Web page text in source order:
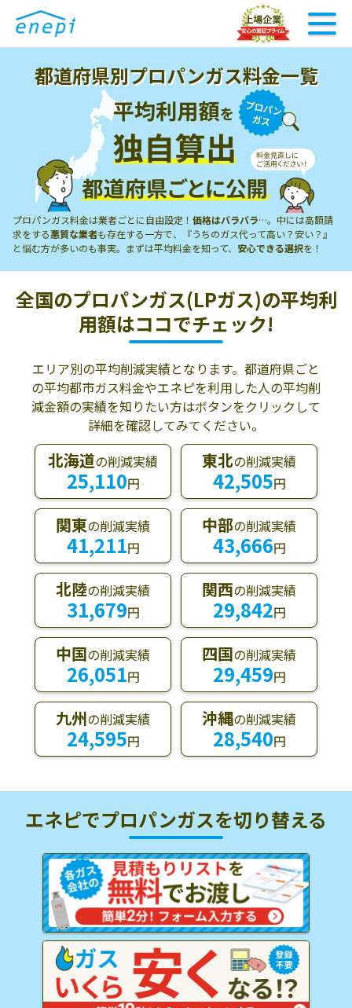
都道府県別プロパンガス料金一覧
プロパンガス料金は業者ごとに自由設定！ 価格はバラバラ…。中には高額請
求をする悪質な業者も存在する一方で、
『うちのガス代って高い？安い？』
と悩む方が多いのも事実。まずは平均料金を知って、 安心できる選択を！
全国のプロパンガス(LPガス)の平均利
用額はココでチェック!
エリア別の平均削減実績となります。都道府県ごと
の平均都市ガス料金やエネピを利用した人の平均削
減金額の実績を知りたい方はボタンをクリックして
詳細を確認してみてください。
北海道の削減実績
25,110円
東北の削減実績
42,505円
沖縄の削減実績
28,540円
中部の削減実績
43,666円
関東の削減実績
41,211円
中国の削減実績
26,051円
関西の削減実績
29,842円
北陸の削減実績
31,679円
九州の削減実績
24,595円
四国の削減実績
29,459円
エネピでプロパンガスを切り替える